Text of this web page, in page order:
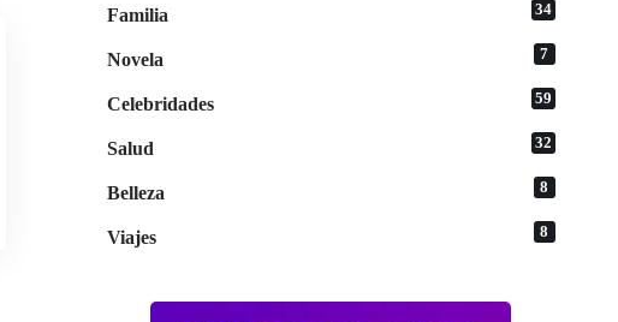
Familia 34
Novela 7
Celebridades 59
Salud 32
Belleza 8
Viajes 8